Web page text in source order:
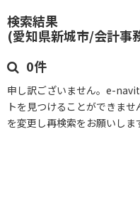
検索結果
(愛知県新城市/会計事
0件
申し訳ございません。e-
トを見つけることができませ
を変更し再検索をお願いしま